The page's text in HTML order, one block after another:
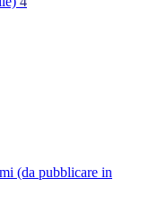
(da pubblicare in